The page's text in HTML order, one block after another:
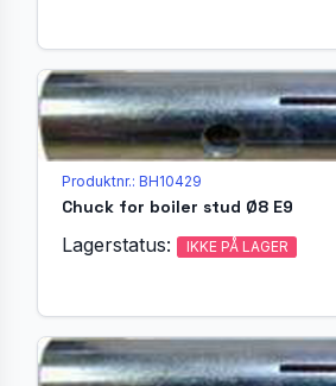
Produktnr.: BH10429
Chuck for boiler stud Ø8 E9
Lagerstatus: IKKE PÅ LAGER